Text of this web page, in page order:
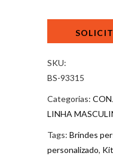
Cartões,
e
Esferográfica
quantidade
SKU:
BS-93315
Categorias:
LINHA
Tags: Brindes
personalizado,